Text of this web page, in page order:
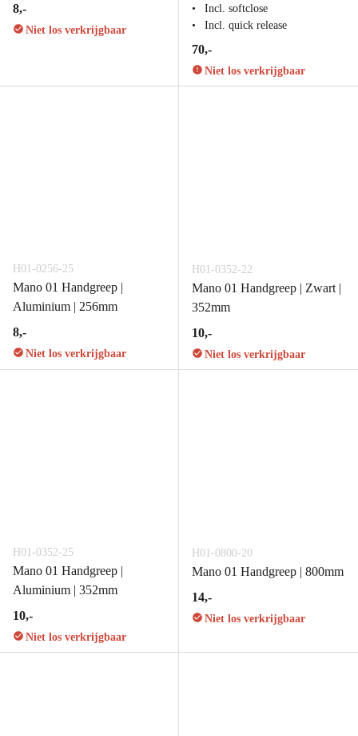
8,-
Niet los verkrijgbaar
Incl. softclose
Incl. quick release
70,-
Niet los verkrijgbaar
H01-0256-25
Mano 01 Handgreep |
Aluminium | 256mm
8,-
Niet los verkrijgbaar
H01-0352-22
Mano 01 Handgreep | Zwart |
352mm
10,-
Niet los verkrijgbaar
H01-0352-25
Mano 01 Handgreep |
Aluminium | 352mm
10,-
Niet los verkrijgbaar
H01-0800-20
Mano 01 Handgreep | 800mm
14,-
Niet los verkrijgbaar